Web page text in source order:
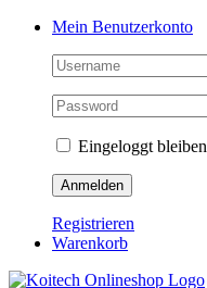
Skip
Mein Benutzerkonto
Eingeloggt bleiben
Registrieren
Warenkorb